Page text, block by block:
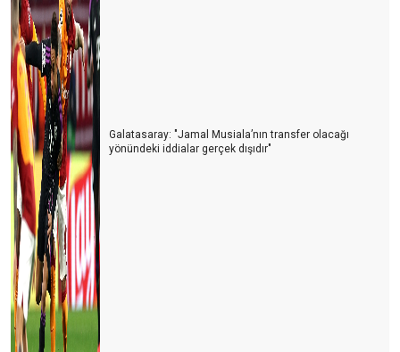
Galatasaray: "Jamal Musiala’nın transfer olacağı
yönündeki iddialar gerçek dışıdır"